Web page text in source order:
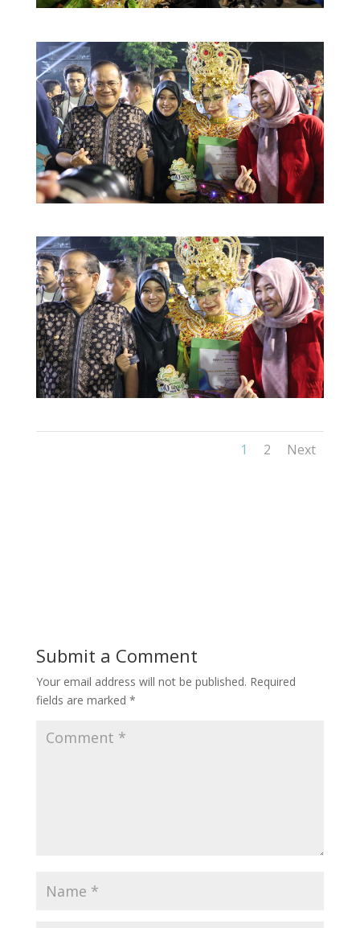
1 2 Next
Submit a Comment
Your email address will not be published. Required
fields are marked *